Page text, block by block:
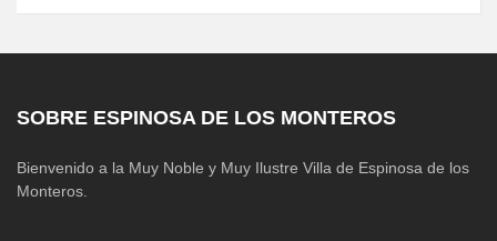
SOBRE ESPINOSA DE LOS MONTEROS
Bienvenido a la Muy Noble y Muy Ilustre Villa de Espinosa de los
Monteros.